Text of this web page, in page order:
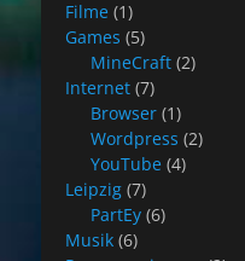
Filme (1)
Games (5)
MineCraft (2)
Internet (7)
Browser (1)
Wordpress (2)
YouTube (4)
Leipzig (7)
PartEy (6)
Musik (6)